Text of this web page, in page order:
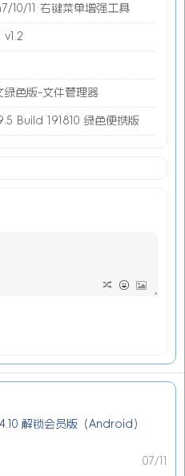
10/11 右键菜单增强工具
色版-文件管理器
Build 191810 绿色便携版
解锁会员版（Android）
07/11